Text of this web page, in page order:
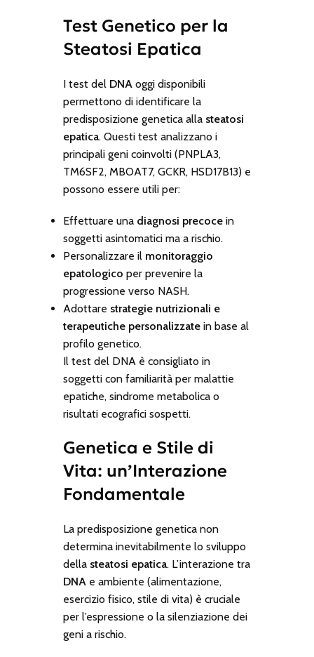
Test Genetico per la
Steatosi Epatica
I test del DNAoggi disponibili
permettono di identificare la
predisposizione genetica alla steatosi
epatica. Questi test analizzano i
principali geni coinvolti (PNPLA3,
TM6SF2, MBOAT7, GCKR, HSD17B13) e
possono essere utili per:
Effettuare una diagnosi precocein
soggetti asintomatici ma a rischio.
Personalizzare il monitoraggio
epatologico per prevenire la
progressione verso NASH.
Adottare strategie nutrizionali e
terapeutiche personalizzatein base al
profilo genetico.
Il test del DNA è consigliato in
soggetti con familiarità per malattie
epatiche, sindrome metabolica o
risultati ecografici sospetti.
Genetica e Stile di
Vita: un’Interazione
Fondamentale
La predisposizione genetica non
determina inevitabilmente lo sviluppo
della steatosi epatica. L’interazione tra
DNAe ambiente (alimentazione,
esercizio fisico, stile di vita) è cruciale
per l’espressione o la silenziazione dei
geni a rischio.